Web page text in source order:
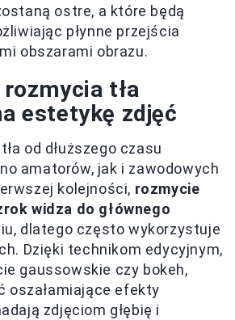
ostre, a które będą
płynne przejścia
obszarami obrazu.
tła
estetykę zdjęć
od dłuższego czasu
amatorów, jak i zawodowych
kolejności, rozmycie
widza do głównego
dlatego często wykorzystuje
Dzięki technikom edycyjnym,
gaussowskie czy bokeh,
oszałamiające efekty
zdjęciom głębię i